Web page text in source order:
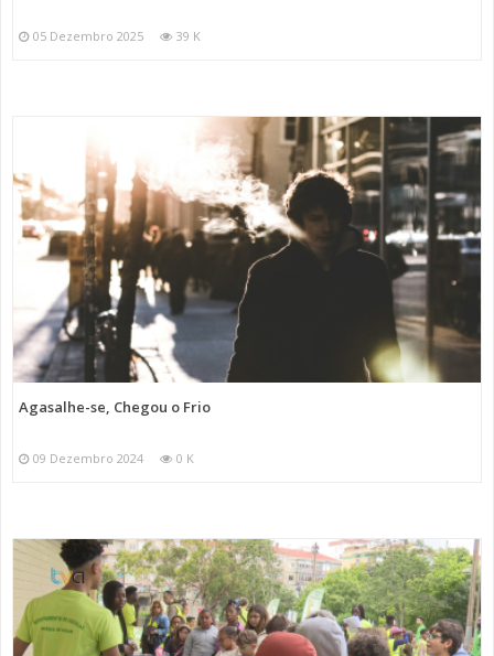
05 Dezembro 2025 39 K
Agasalhe-se, Chegou o Frio
09 Dezembro 2024 0 K